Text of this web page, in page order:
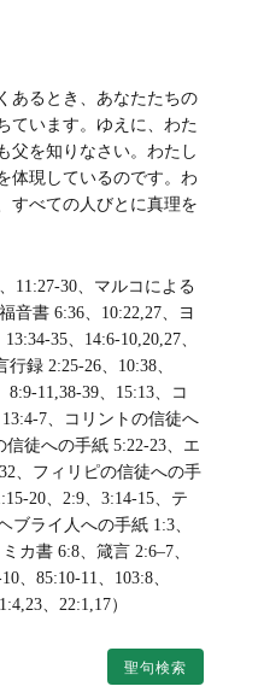
あるとき、あなたたちの
ています。ゆえに、わた
父を知りなさい。わたし
体現しているのです。わ
すべての人びとに真理を
11:27-30、マルコによる
音書 6:36、10:22,27、ヨ
35、14:6-10,20,27、
録 2:25-26、10:38、
11,38-39、15:13、コ
7、コリントの信徒へ
徒への手紙 5:22-23、エ
、フィリピの信徒への手
20、2:9、3:14-15、テ
ブライ人への手紙 1:3、
カ書 6:8、箴言 2:6–7、
、85:10-11、103:8、
、22:1,17）
聖句検索